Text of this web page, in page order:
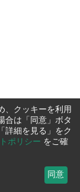
、クッキーを利用
合は「同意」ボタ
詳細を見る」をク
ポリシー をご確
同意